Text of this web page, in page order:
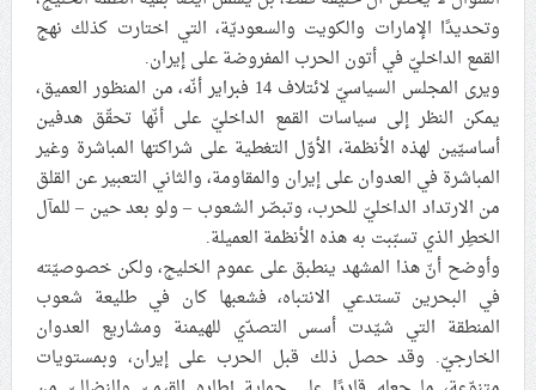
وتحديدًا الإمارات والكويت والسعوديّة، التي اختارت كذلك نهج
القمع الداخليّ في أتون الحرب المفروضة على إيران.
ويرى المجلس السياسيّ لائتلاف 14 فبراير أنّه، من المنظور العميق،
يمكن النظر إلى سياسات القمع الداخليّ على أنّها تحقّق هدفين
أساسيّين لهذه الأنظمة، الأوّل التغطية على شراكتها المباشرة وغير
المباشرة في العدوان على إيران والمقاومة، والثاني التعبير عن القلق
من الارتداد الداخليّ للحرب، وتبصّر الشعوب – ولو بعد حين – للمآل
الخطِر الذي تسبّبت به هذه الأنظمة العميلة.
وأوضح أنّ هذا المشهد ينطبق على عموم الخليج، ولكن خصوصيّته
في البحرين تستدعي الانتباه، فشعبها كان في طليعة شعوب
المنطقة التي شيّدت أسس التصدّي للهيمنة ومشاريع العدوان
الخارجيّ. وقد حصل ذلك قبل الحرب على إيران، وبمستويات